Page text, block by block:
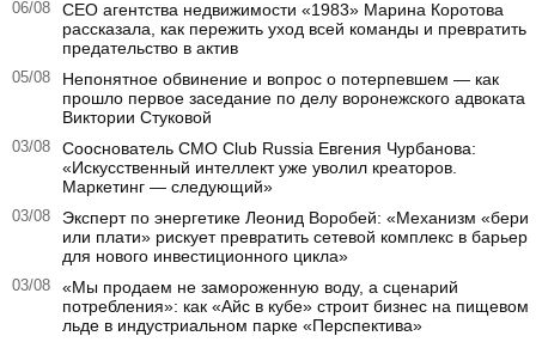
06/08
CEO агентства недвижимости «1983» Марина Коротова
рассказала, как пережить уход всей команды и превратить
предательство в актив
05/08
Непонятное обвинение и вопрос о потерпевшем — как
прошло первое заседание по делу воронежского адвоката
Виктории Стуковой
03/08
Сооснователь CMO Club Russia Евгения Чурбанова:
«Искусственный интеллект уже уволил креаторов.
Маркетинг — следующий»
03/08
Эксперт по энергетике Леонид Воробей: «Механизм «бери
или плати» рискует превратить сетевой комплекс в барьер
для нового инвестиционного цикла»
03/08
«Мы продаем не замороженную воду, а сценарий
потребления»: как «Айс в кубе» строит бизнес на пищевом
льде в индустриальном парке «Перспектива»